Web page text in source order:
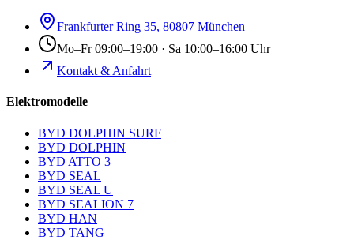
Frankfurter Ring 35, 80807 München
Mo–Fr 09:00–19:00 · Sa 10:00–16:00 Uhr
Kontakt & Anfahrt
Elektromodelle
BYD DOLPHIN SURF
BYD DOLPHIN
BYD ATTO 3
BYD SEAL
BYD SEAL U
BYD SEALION 7
BYD HAN
BYD TANG